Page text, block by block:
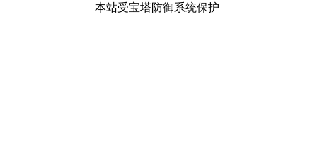
本站受宝塔防御系统保护